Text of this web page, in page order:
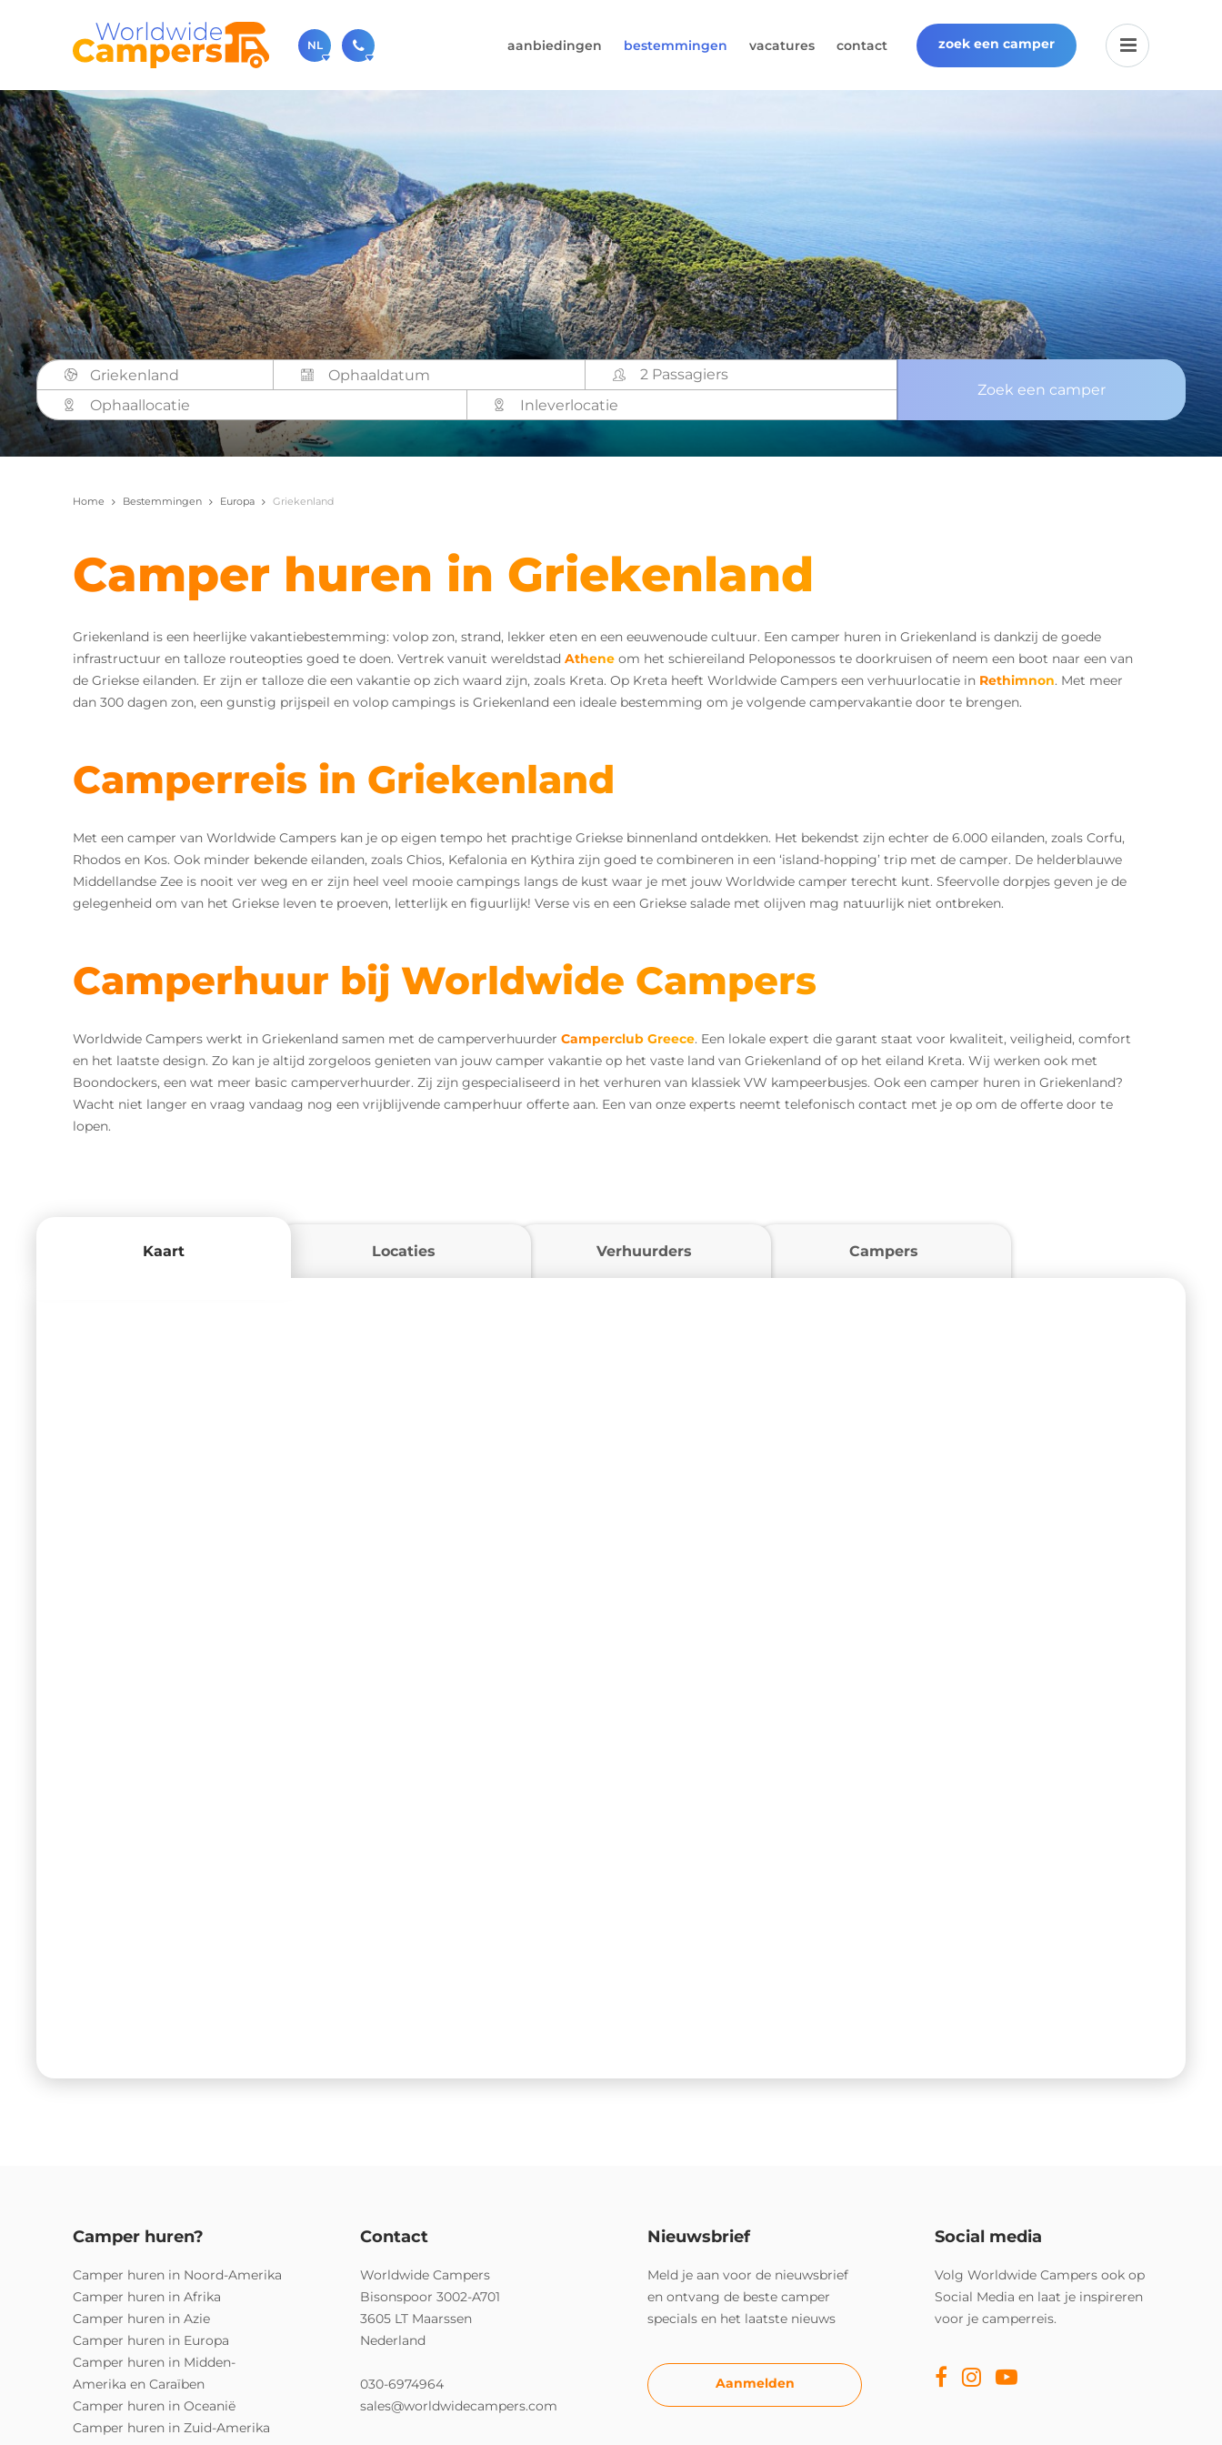
NL
Bel ons gerust (beschikbaar ma t/m vr van 9u tot 17u).
sales@worldwidecampers.com
Je kunt ons natuurlijk ook altijd een mailtje sturen.
aanbiedingen bestemmingen vacatures contact zoek een camper
Griekenland
2 Passagiers
Ophaallocatie
Inleverlocatie
Zoek een camper
Home Bestemmingen Europa Griekenland
Camper huren in Griekenland
Griekenland is een heerlijke vakantiebestemming: volop zon, strand, lekker eten en een eeuwenoude cultuur. Een camper huren in Griekenland is dankzij de goede
infrastructuur en talloze routeopties goed te doen. Vertrek vanuit wereldstad Athene om het schiereiland Peloponessos te doorkruisen of neem een boot naar een van
de Griekse eilanden. Er zijn er talloze die een vakantie op zich waard zijn, zoals Kreta. Op Kreta heeft Worldwide Campers een verhuurlocatie in Rethimnon. Met meer
dan 300 dagen zon, een gunstig prijspeil en volop campings is Griekenland een ideale bestemming om je volgende campervakantie door te brengen.
Camperreis in Griekenland
Met een camper van Worldwide Campers kan je op eigen tempo het prachtige Griekse binnenland ontdekken. Het bekendst zijn echter de 6.000 eilanden, zoals Corfu,
Rhodos en Kos. Ook minder bekende eilanden, zoals Chios, Kefalonia en Kythira zijn goed te combineren in een ‘island-hopping’ trip met de camper. De helderblauwe
Middellandse Zee is nooit ver weg en er zijn heel veel mooie campings langs de kust waar je met jouw Worldwide camper terecht kunt. Sfeervolle dorpjes geven je de
gelegenheid om van het Griekse leven te proeven, letterlijk en figuurlijk! Verse vis en een Griekse salade met olijven mag natuurlijk niet ontbreken.
Camperhuur bij Worldwide Campers
Worldwide Campers werkt in Griekenland samen met de camperverhuurder Camperclub Greece. Een lokale expert die garant staat voor kwaliteit, veiligheid, comfort
en het laatste design. Zo kan je altijd zorgeloos genieten van jouw camper vakantie op het vaste land van Griekenland of op het eiland Kreta. Wij werken ook met
Boondockers, een wat meer basic camperverhuurder. Zij zijn gespecialiseerd in het verhuren van klassiek VW kampeerbusjes. Ook een camper huren in Griekenland?
Wacht niet langer en vraag vandaag nog een vrijblijvende camperhuur offerte aan. Een van onze experts neemt telefonisch contact met je op om de offerte door te
lopen.
Kaart Locaties Verhuurders Campers
Camper huren?
Camper huren in Noord-Amerika
Camper huren in Afrika
Camper huren in Azie
Camper huren in Europa
Camper huren in Midden-
Amerika en Caraïben
Camper huren in Oceanië
Camper huren in Zuid-Amerika
Contact
Worldwide Campers
Bisonspoor 3002-A701
3605 LT Maarssen
Nederland
030-6974964
sales@worldwidecampers.com
Nieuwsbrief
Meld je aan voor de nieuwsbrief
en ontvang de beste camper
specials en het laatste nieuws
Aanmelden
Social media
Volg Worldwide Campers ook op
Social Media en laat je inspireren
voor je camperreis.